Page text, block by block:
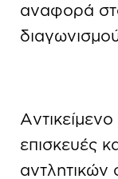
αναφορά
επισκευές